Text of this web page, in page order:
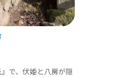
』で、伏姫と八房が隠